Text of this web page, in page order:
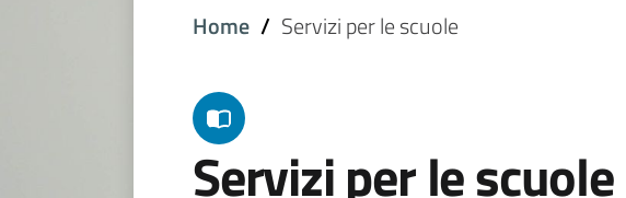
Home Servizi per le scuole
Servizi per le scuole